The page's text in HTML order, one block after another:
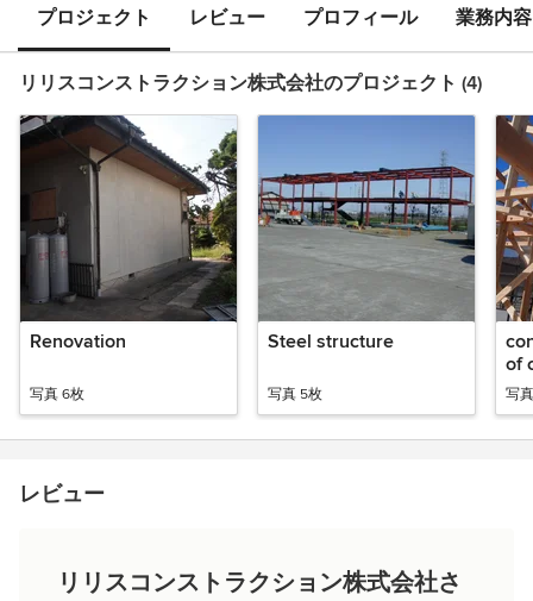
プロジェクト レビュー プロフィール 業務内容
リリスコンストラクション株式会社のプロジェクト (4)
Renovation
写真 6枚
Steel structure
写真 5枚
of
写
レビュー
リリスコンストラクション株式会社さ